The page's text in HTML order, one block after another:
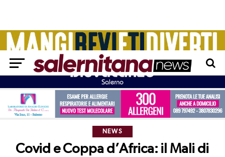
NEWS
Covid e Coppa d’Africa: il Mali di